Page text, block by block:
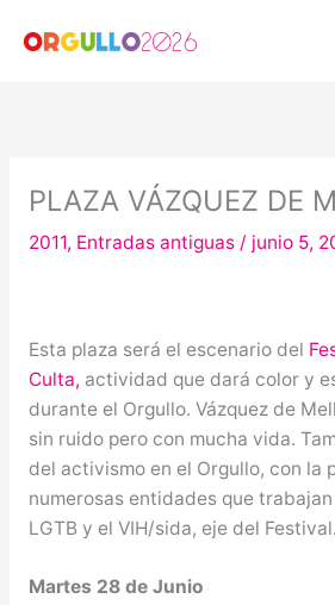
PLAZA VÁZQUEZ DE
2011, Entradas antiguas/ junio 5,
Esta plaza será el escenario del
Culta, actividad que dará color y
durante el Orgullo. Vázquez de
sin ruido pero con mucha vida.
del activismo en el Orgullo, con la
numerosas entidades que
LGTB y el VIH/sida, eje del Festival.
Martes 28 de Junio